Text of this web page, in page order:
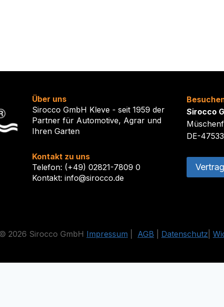
Über uns
Sirocco GmbH Kleve - seit 1959 der
Partner für Automotive, Agrar und
Ihren Garten
Kontakt zu uns
Telefon: (+49) 02821-7809 0
Kontakt: info@sirocco.de
Sirocco
DE-
2026 Sirocco GmbH Impressum AGB Datenschutz